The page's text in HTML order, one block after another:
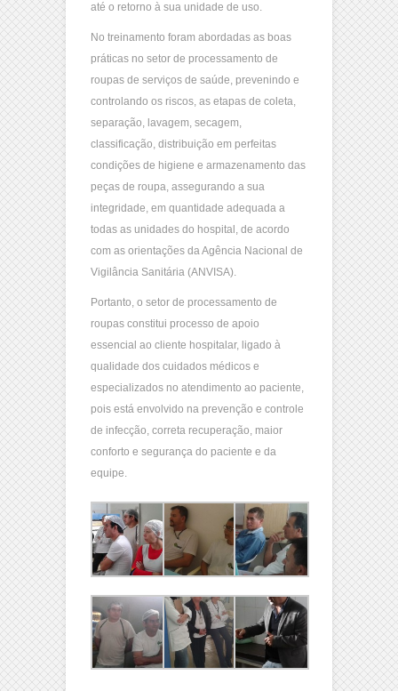
até o retorno à sua unidade de uso.
No treinamento foram abordadas as boas
práticas no setor de processamento de
roupas de serviços de saúde, prevenindo e
controlando os riscos, as etapas de coleta,
separação, lavagem, secagem,
classificação, distribuição em perfeitas
condições de higiene e armazenamento das
peças de roupa, assegurando a sua
integridade, em quantidade adequada a
todas as unidades do hospital, de acordo
com as orientações da Agência Nacional de
Vigilância Sanitária (ANVISA).
Portanto, o setor de processamento de
roupas constitui processo de apoio
essencial ao cliente hospitalar, ligado à
qualidade dos cuidados médicos e
especializados no atendimento ao paciente,
pois está envolvido na prevenção e controle
de infecção, correta recuperação, maior
conforto e segurança do paciente e da
equipe.